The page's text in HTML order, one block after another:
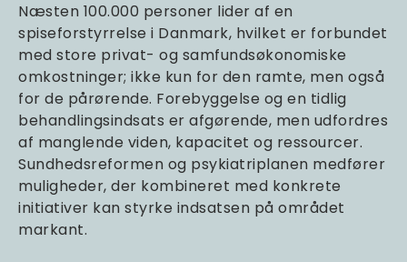
Næsten 100.000 personer lider af en
spiseforstyrrelse i Danmark, hvilket er forbundet
med store privat- og samfundsøkonomiske
omkostninger; ikke kun for den ramte, men også
for de pårørende. Forebyggelse og en tidlig
behandlingsindsats er afgørende, men udfordres
af manglende viden, kapacitet og ressourcer.
Sundhedsreformen og psykiatriplanen medfører
muligheder, der kombineret med konkrete
initiativer kan styrke indsatsen på området
markant.